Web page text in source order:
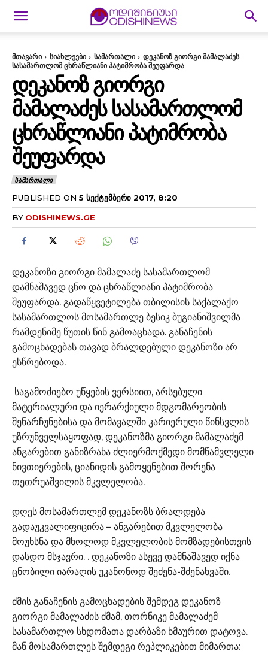
მთავარი სიახლეები სამართალი
დეკანოზ გიორგი მამალაძეს
სასამართლომ ცხრაწლიანი პატიმრობა შეუფარდა
ᲓᲔᲙᲐᲜᲝᲖ ᲒᲘᲝᲠᲒᲘ
ᲛᲐᲛᲐᲚᲐᲫᲔᲡ ᲡᲐᲡᲐᲛᲐᲠᲗᲚᲝᲛ
ᲪᲮᲠᲐᲬᲚᲘᲐᲜᲘ ᲞᲐᲢᲘᲛᲠᲝᲑᲐ
ᲨᲔᲣᲤᲐᲠᲓᲐ
ᲡᲐᲛᲐᲠᲗᲐᲚᲘ
PUBLISHED ON 5 ᲡᲔᲥᲢᲔᲛᲑᲔᲠᲘ 2017, 8:20
BY ODISHINEWS.GE
დეკანოზი გიორგი მამალაძე სასამართლომ
დამნაშავედ ცნო და ცხრაწლიანი პატიმრობა
შეუფარდა. გადაწყვეტილება თბილისის საქალაქო
სასამართლოს მოსამართლე ბესიკ ბუგიანიშვილმა
რამდენიმე წუთის წინ გამოაცხადა. განაჩენის
გამოცხადებას თავად ბრალდებული დეკანოზი არ
ესწრებოდა.
საგამოძიებო უწყების ვერსიით, არსებული
მატერიალური და იერარქიული მდგომარეობის
შენარჩუნებისა და მომავალში კარიერული წინსვლის
უზრუნველსაყოფად, დეკანოზმა გიორგი მამალაძემ
ანგარებით განიზრახა ძლიერმოქმედი მომწამვლელი
ნივთიერების, ციანიდის გამოყენებით შორენა
თეთრუაშვილის მკვლელობა.
დღეს მოსამართლემ დეკანოზს ბრალდება
გადაუკვალიფიცირა – ანგარებით მკვლელობა
მოუხსნა და მხოლოდ მკვლელობის მომზადებისთვის
დასდო მსჯავრი. . დეკანოზი ასევე დამნაშავედ იქნა
ცნობილი იარაღის უკანონოდ შეძენა-შძენახვაში.
ძმის განაჩენის გამოცხადების შემდეგ დეკანოზ
გიორგი მამალაძის ძმამ, თორნიკე მამალაძემ
სასამართლო სხდომათა დარბაზი ხმაურით დატოვა.
მან მოსამართლეს შემდეგი რეპლიკებით მიმართა: